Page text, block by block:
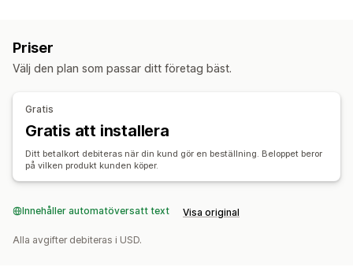
Priser
Välj den plan som passar ditt företag bäst.
Gratis
Gratis att installera
Ditt betalkort debiteras när din kund gör en beställning. Beloppet beror
på vilken produkt kunden köper.
Innehåller automatöversatt text Visa original
Alla avgifter debiteras i USD.